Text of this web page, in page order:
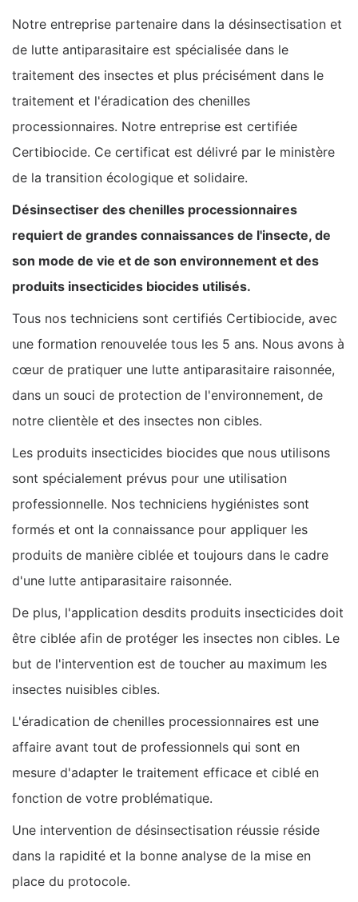
Notre entreprise partenaire dans la désinsectisation et
de lutte antiparasitaire est spécialisée dans le
traitement des insectes et plus précisément dans le
traitement et l'éradication des chenilles
processionnaires. Notre entreprise est certifiée
Certibiocide. Ce certificat est délivré par le ministère
de la transition écologique et solidaire.
Désinsectiser des chenilles processionnaires
requiert de grandes connaissances de l'insecte, de
son mode de vie et de son environnement et des
produits insecticides biocides utilisés.
Tous nos techniciens sont certifiés Certibiocide, avec
une formation renouvelée tous les 5 ans. Nous avons à
cœur de pratiquer une lutte antiparasitaire raisonnée,
dans un souci de protection de l'environnement, de
notre clientèle et des insectes non cibles.
Les produits insecticides biocides que nous utilisons
sont spécialement prévus pour une utilisation
professionnelle. Nos techniciens hygiénistes sont
formés et ont la connaissance pour appliquer les
produits de manière ciblée et toujours dans le cadre
d'une lutte antiparasitaire raisonnée.
De plus, l'application desdits produits insecticides doit
être ciblée afin de protéger les insectes non cibles. Le
but de l'intervention est de toucher au maximum les
insectes nuisibles cibles.
L'éradication de chenilles processionnaires est une
affaire avant tout de professionnels qui sont en
mesure d'adapter le traitement efficace et ciblé en
fonction de votre problématique.
Une intervention de désinsectisation réussie réside
dans la rapidité et la bonne analyse de la mise en
place du protocole.